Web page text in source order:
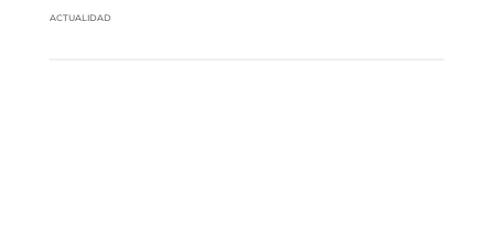
ACTUALIDAD